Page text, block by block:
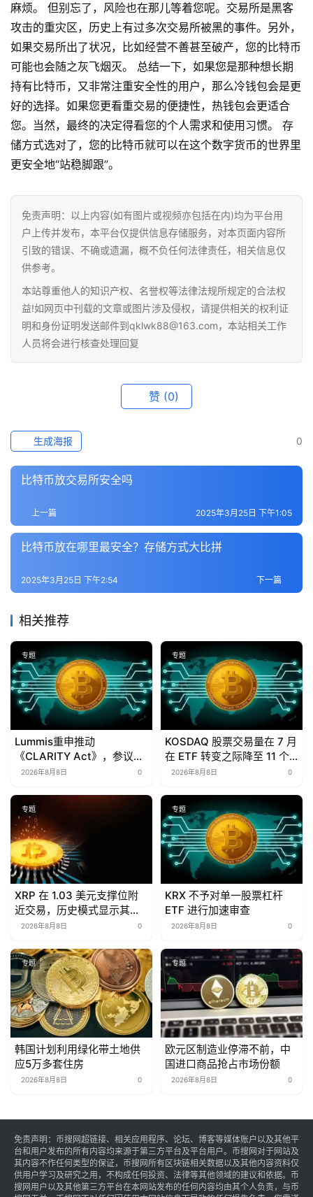
首
行
讯
专
麻烦。 但别忘了，风险也在那儿等着您呢。交易所是黑客
攻击的重灾区，历史上有过多次交易所被黑的事件。另外，
如果交易所出了状况，比如经营不善甚至破产，您的比特币
可能也会随之灰飞烟灭。 总结一下，如果您是那种想长期
持有比特币，又非常注重安全性的用户，那么冷钱包会是更
好的选择。如果您更看重交易的便捷性，热钱包会更适合
您。当然，最终的决定得看您的个人需求和使用习惯。 存
储方式选对了，您的比特币就可以在这个数字货币的世界里
更安全地“站稳脚跟”。
免责声明：以上内容(如有图片或视频亦包括在内)均为平台用
户上传并发布，本平台仅提供信息存储服务，对本页面内容所
引致的错误、不确或遗漏，概不负任何法律责任，相关信息仅
供参考。
本站尊重他人的知识产权、名誉权等法律法规所规定的合法权
益!如网页中刊载的文章或图片涉及侵权，请提供相关的权利证
明和身份证明发送邮件到qklwk88@163.com，本站相关工作
人员将会进行核查处理回复
赞 (0)
0
生成海报
比特币放交易所安全吗
上一篇 2025年3月25日 下午1:05
比特币放在哪里最安全？存储方式大比拼
下一篇
2025年3月25日 下午2:54
相关推荐
专题
Lummis重申推动
《CLARITY Act》，参议院
投票推迟至9月
2026年8月8日 0
专题
KOSDAQ 股票交易量在 7 月
在 ETF 转变之际降至 11 个
月低点
2026年8月8日 0
专题
XRP 在 1.03 美元支撑位附
近交易，历史模式显示其具
备反弹潜力
2026年8月8日 0
专题
KRX 不予对单一股票杠杆
ETF 进行加速审查
2026年8月8日 0
专题
韩国计划利用绿化带土地供
应5万多套住房
2026年8月8日 0
专题
欧元区制造业停滞不前，中
国进口商品抢占市场份额
2026年8月8日 0
免责声明：币搜网超链接、相关应用程序、论坛、博客等媒体账户以及其他平
台和用户发布的所有内容均来源于第三方平台及平台用户。币搜网对于网站及
其内容不作任何类型的保证，币搜网所有区块链相关数据以及其他内容资料仅
供用户学习及研究之用，不构成任何投资、法律等其他领域的建议和依据。币
搜网用户以及其他第三方平台在本网站发布的任何内容均由其个人负责，与币